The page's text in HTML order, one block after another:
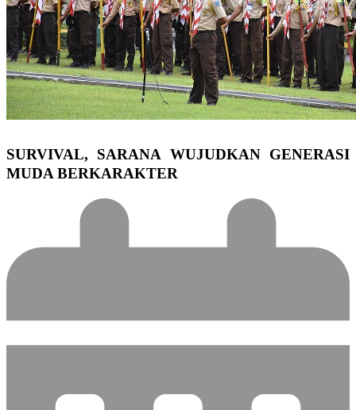
SURVIVAL, SARANA WUJUDKAN GENERASI
MUDA BERKARAKTER